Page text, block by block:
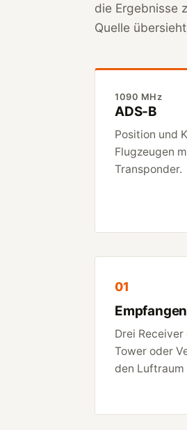
die Ergebnisse
Quelle
1090 MHz
ADS-B
Position und
Flugzeugen
Transponder.
01
Empfangen
Drei
Tower oder
den Luftraum